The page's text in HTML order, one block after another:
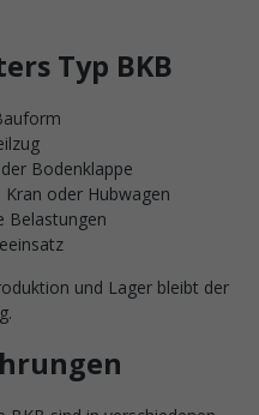
Typ BKB
Bodenklappe
oder Hubwagen
Belastungen
und Lager bleibt der